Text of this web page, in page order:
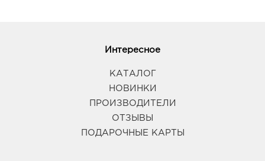
Интересное
КАТАЛОГ
НОВИНКИ
ПРОИЗВОДИТЕЛИ
ОТЗЫВЫ
ПОДАРОЧНЫЕ КАРТЫ